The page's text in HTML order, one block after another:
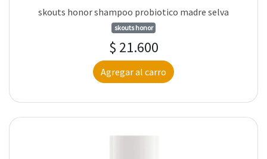
skouts honor shampoo probiotico madre selva
skouts honor
$ 21.600
Agregar al carro